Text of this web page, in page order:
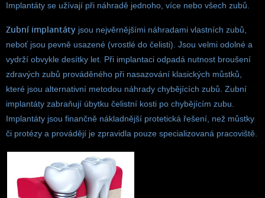
Implantáty se užívají při náhradě jednoho, více nebo všech zubů.
Zubní implantáty jsou nejvěrnějšími náhradami vlastních zubů,
neboť jsou pevně usazené (vrostlé do čelisti). Jsou velmi odolné a
vydrží obvykle desítky let. Při implantaci odpadá nutnost broušení
zdravých zubů prováděného při nasazování klasických můstků,
které jsou alternativní metodou náhrady chybějících zubů. Zubní
implantáty zabraňují úbytku čelistní kosti po chybějícím zubu.
Implantáty jsou finančně nákladnější protetická řešení, než můstky
či protézy a provádějí je zpravidla pouze specializovaná pracoviště.